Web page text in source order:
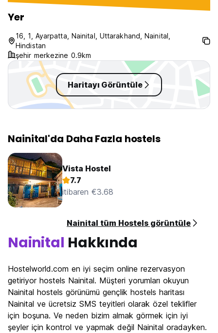
It had bad smell
definitely stay
would
Yer
16, 1, Ayarpatta, Nainital, Uttarakhand, Nainital,
Hindistan
şehir merkezine 0.9km
Haritayı Görüntüle
Nainital'da Daha Fazla hostels
Vista Hostel
7.7
itibaren €3.68
Nainital tüm Hostels görüntüle
Nainital Hakkında
Hostelworld.com en iyi seçim online rezervasyon
getiriyor hostels Nainital. Müşteri yorumları okuyun
Nainital hostels görünümü gençlik hostels haritası
Nainital ve ücretsiz SMS teyitleri olarak özel teklifler
için boşuna. Ve neden bizim almak görmek için iyi
şeyler için kontrol ve yapmak değil Nainital oradayken.